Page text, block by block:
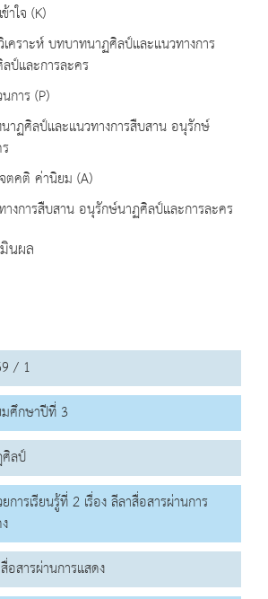
าใจ (K)
คราะห์ บทบาทนาฏศิลป์และแนวทางการ
ป์และการละคร
การ (P)
าฏศิลป์และแนวทางการสืบสาน อนุรักษ์
คติ ค่านิยม (A)
งการสืบสาน อนุรักษ์นาฏศิลป์และการละคร
นผล
/ 1
ศึกษาปีที่ 3
ลป์
การเรียนรู้ที่ 2 เรื่อง ลีลาสื่อสารผ่านการ
อสารผ่านการแสดง